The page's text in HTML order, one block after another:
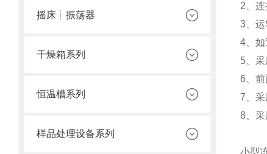
摇床┊振荡器
干燥箱系列
恒温槽系列
样品处理设备系列
2、
3、运
4、如
5、
6、前
7、
8、采
小型